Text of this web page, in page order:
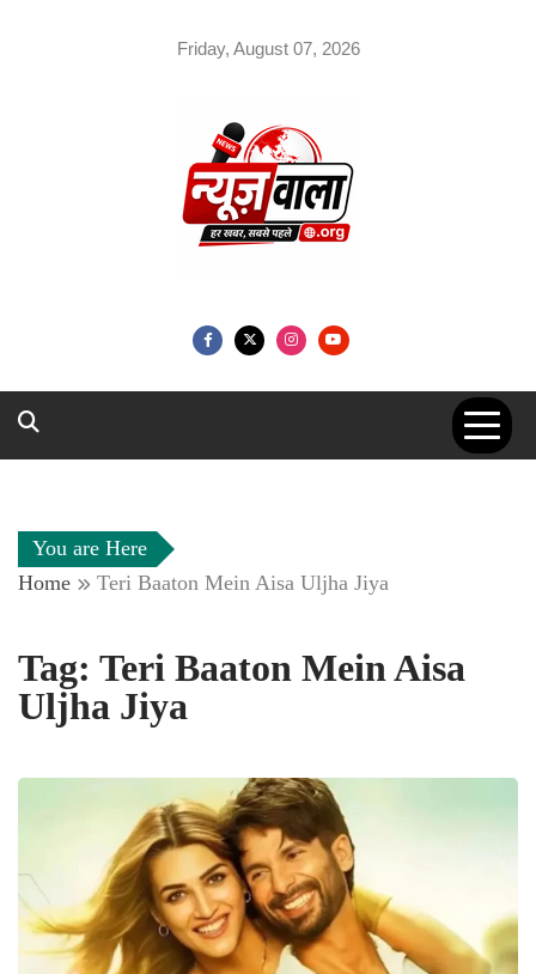
Friday, August 07, 2026
You are Here
Home
Teri Baaton Mein Aisa Uljha Jiya
Tag: Teri Baaton Mein Aisa
Uljha Jiya